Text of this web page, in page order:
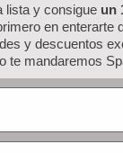
de
6.50€
lista y consigue un
en enterarte
y descuentos
te mandaremos